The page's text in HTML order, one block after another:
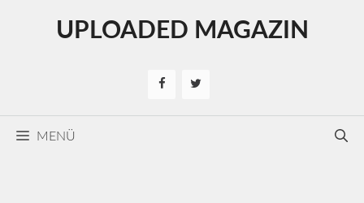
UPLOADED MAGAZIN
MENÜ